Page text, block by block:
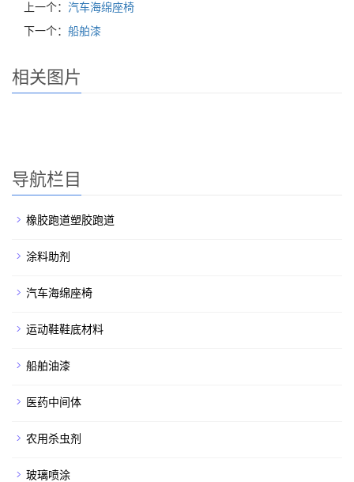
上一个： 汽车海绵座椅
下一个： 船舶漆
相关图片
导航栏目
橡胶跑道塑胶跑道
涂料助剂
汽车海绵座椅
运动鞋鞋底材料
船舶油漆
医药中间体
农用杀虫剂
玻璃喷涂